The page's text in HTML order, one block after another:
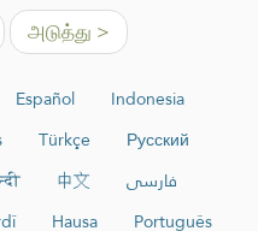
அடுத்து >
Español
Indonesia
Türkçe
Русский
中文
فارسی
Hausa
Português